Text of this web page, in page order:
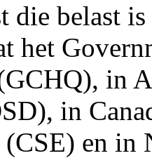
die belast
het
in
in
en in